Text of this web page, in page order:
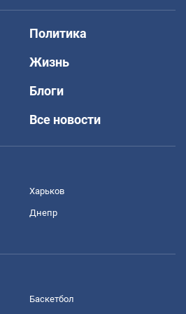
Политика
Жизнь
Блоги
Все новости
Харьков
Днепр
Баскетбол